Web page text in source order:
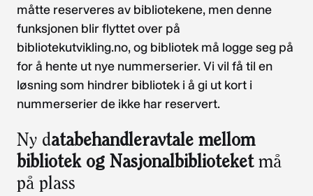
måtte reserveres av bibliotekene, men denne
funksjonen blir flyttet over på
bibliotekutvikling.no, og bibliotek må logge seg på
for å hente ut nye nummerserier. Vi vil få til en
løsning som hindrer bibliotek i å gi ut kort i
nummerserier de ikke har reservert.
Ny databehandleravtale mellom
bibliotek og Nasjonalbiblioteketmå
på plass